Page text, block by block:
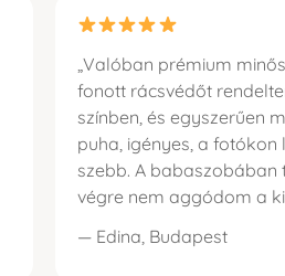
„Valóban prémium
fonott rácsvédőt
színben, és egyszerűen
puha, igényes, a
szebb. A babaszobában
végre nem aggódom a
— Edina, Budapest